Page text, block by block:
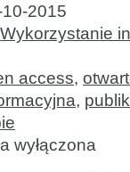
2015
Wykorzystanie
access,
,
wyłączona